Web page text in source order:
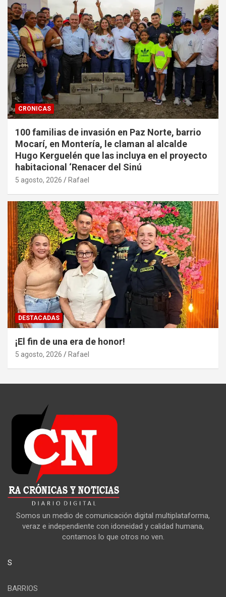
CRONICAS
100 familias de invasión en Paz Norte, barrio
Mocarí, en Montería, le claman al alcalde
Hugo Kerguelén que las incluya en el proyecto
habitacional ‘Renacer del Sinú
5 agosto, 2026 Rafael
DESTACADAS
¡El fin de una era de honor!
5 agosto, 2026 Rafael
Somos un medio de comunicación digital multiplataforma,
veraz e independiente con idoneidad y calidad humana,
contamos lo que otros no ven.
S
BARRIOS